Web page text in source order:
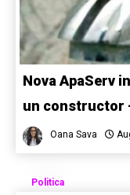
Nova ApaServ
un constructor
Oana Sava
Politica